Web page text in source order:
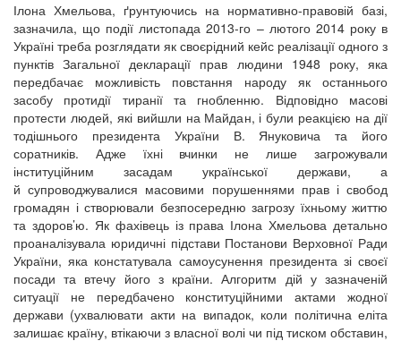
Ілона Хмельова, ґрунтуючись на нормативно-правовій базі,
зазначила, що події листопада 2013-го – лютого 2014 року в
Україні треба розглядати як своєрідний кейс реалізації одного з
пунктів Загальної декларації прав людини 1948 року, яка
передбачає можливість повстання народу як останнього
засобу протидії тиранії та гнобленню. Відповідно масові
протести людей, які вийшли на Майдан, і були реакцією на дії
тодішнього президента України В. Януковича та його
соратників. Адже їхні вчинки не лише загрожували
інституційним засадам української держави, а
й супроводжувалися масовими порушеннями прав і свобод
громадян і створювали безпосередню загрозу їхньому життю
та здоров’ю. Як фахівець із права Ілона Хмельова детально
проаналізувала юридичні підстави Постанови Верховної Ради
України, яка констатувала самоусунення президента зі своєї
посади та втечу його з країни. Алгоритм дій у зазначеній
ситуації не передбачено конституційними актами жодної
держави (ухвалювати акти на випадок, коли політична еліта
залишає країну, втікаючи з власної волі чи під тиском обставин,